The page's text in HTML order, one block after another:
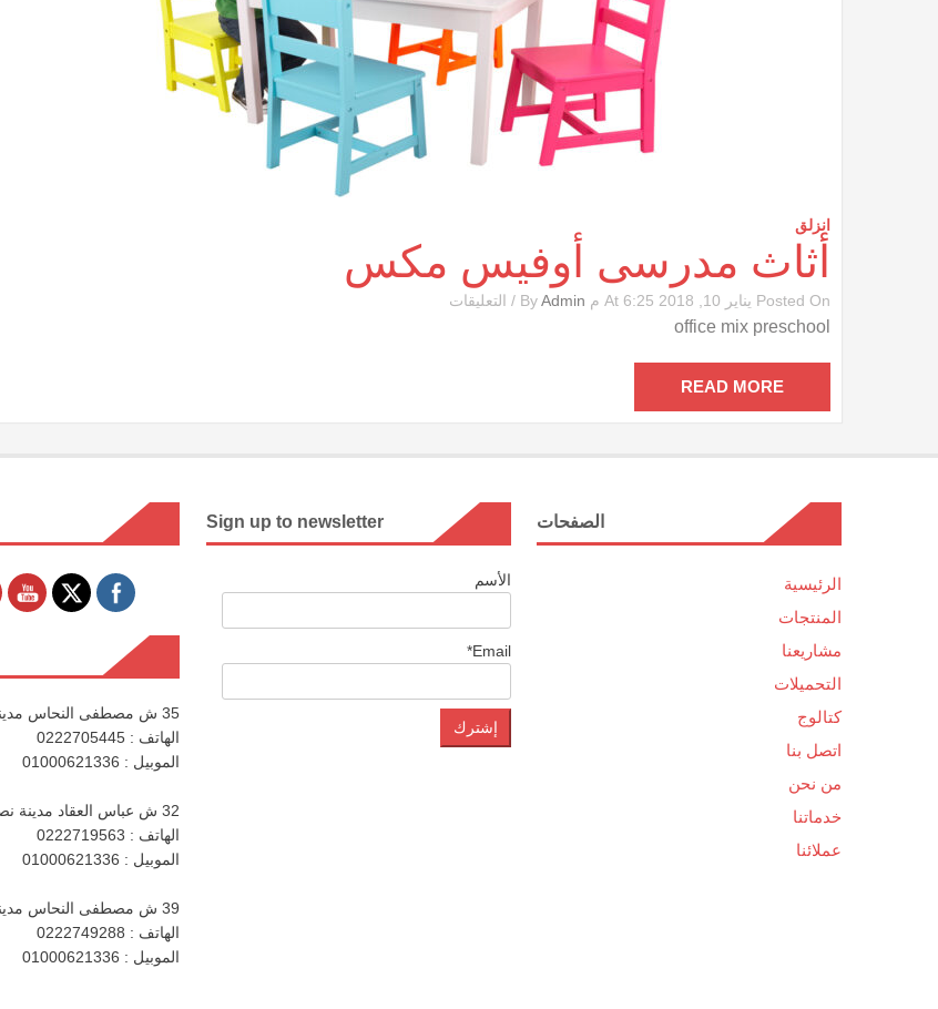
انزلق
أثاث مدرسى أوفيس مكس
Posted On يناير 10, 2018 At 6:25 م By Admin
/ التعليقات
office mix preschool
READ MORE
35 ش مصطفى النحاس مدينة نصر.
الهاتف : 0222705445
الموبيل : 01000621336
32 ش عباس العقاد مدينة نصر.
الهاتف : 0222719563
الموبيل : 01000621336
39 ش مصطفى النحاس مدينة نصر.
الهاتف : 0222749288
الموبيل : 01000621336
Sign up to newsletter
الأسم
Email*
الصفحات
الرئيسية
المنتجات
مشاريعنا
التحميلات
كتالوج
اتصل بنا
من نحن
خدماتنا
عملائنا